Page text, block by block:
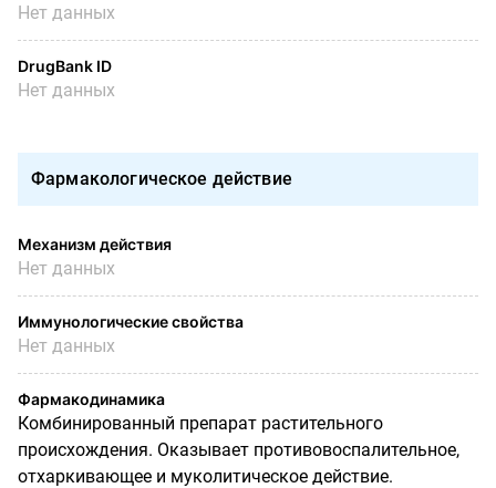
Нет данных
DrugBank ID
Нет данных
Фармакологическое действие
Механизм действия
Нет данных
Иммунологические свойства
Нет данных
Фармакодинамика
Комбинированный препарат растительного
происхождения. Оказывает противовоспалительное,
отхаркивающее и муколитическое действие.